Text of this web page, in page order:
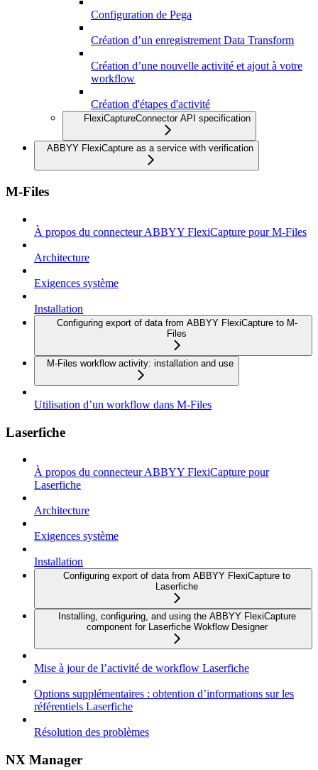
Configuration de Pega
Création d’un enregistrement Data Transform
Création d’une nouvelle activité et ajout à votre
workflow
Création d'étapes d'activité
FlexiCaptureConnector API specification
ABBYY FlexiCapture as a service with verification
M-Files
À propos du connecteur ABBYY FlexiCapture pour M-Files
Architecture
Exigences système
Installation
Configuring export of data from ABBYY FlexiCapture to M-
Files
M-Files workflow activity: installation and use
Utilisation d’un workflow dans M-Files
Laserfiche
À propos du connecteur ABBYY FlexiCapture pour
Laserfiche
Architecture
Exigences système
Installation
Configuring export of data from ABBYY FlexiCapture to
Laserfiche
Installing, configuring, and using the ABBYY FlexiCapture
component for Laserfiche Wokflow Designer
Mise à jour de l’activité de workflow Laserfiche
Options supplémentaires : obtention d’informations sur les
référentiels Laserfiche
Résolution des problèmes
NX Manager